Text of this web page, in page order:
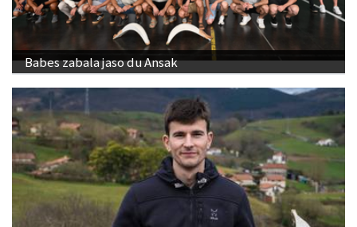
Babes zabala jaso du Ansak